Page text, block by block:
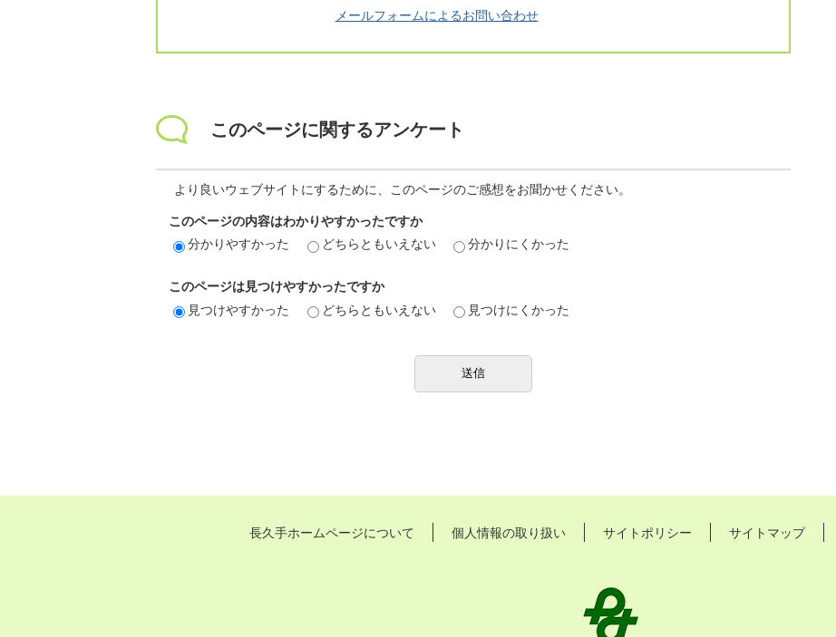
メールフォームによるお問い合わせ
このページに関するアンケート
より良いウェブサイトにするために、このページのご感想をお聞かせください。
このページの内容はわかりやすかったですか
分かりやすかった
どちらともいえない 分かりにくかった
このページは見つけやすかったですか
見つけやすかった
どちらともいえない 見つけにくかった
長久手ホームページについて 個人情報の取り扱い サイトポリシー サイトマップ